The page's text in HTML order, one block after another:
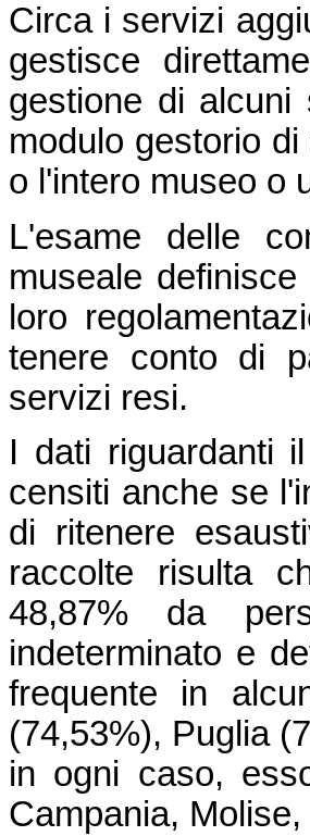
Circa i servizi
gestisce
gestione di
modulo gestorio
o l'intero museo o
L'esame delle
museale
loro
tenere conto di
servizi resi.
I dati riguardanti
censiti anche se
di ritenere
raccolte risulta
48,87% da
indeterminato e
frequente in
(74,53%), Puglia
in ogni caso,
Campania,